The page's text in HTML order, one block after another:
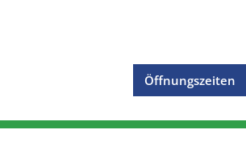
Öffnungszeiten